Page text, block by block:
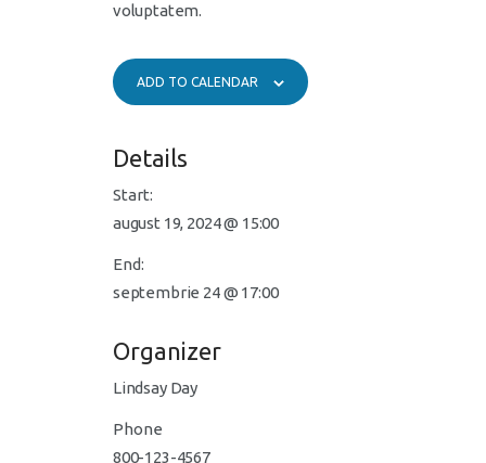
voluptatem.
ADD TO CALENDAR
Details
Start:
august 19, 2024 @ 15:00
End:
septembrie 24 @ 17:00
Organizer
Lindsay Day
Phone
800-123-4567